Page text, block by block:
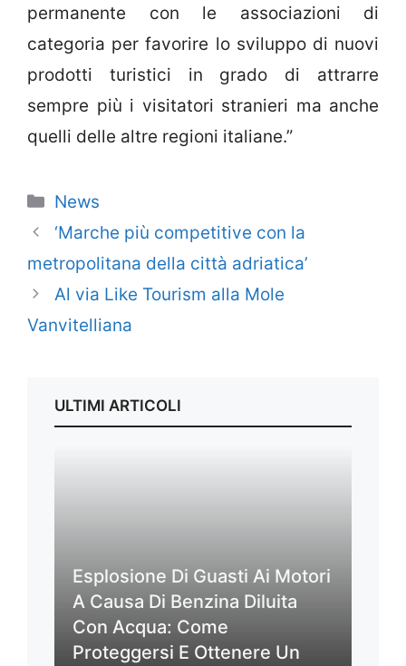
permanente con le associazioni di
categoria per favorire lo sviluppo di nuovi
prodotti turistici in grado di attrarre
sempre più i visitatori stranieri ma anche
quelli delle altre regioni italiane.”
Categorie
News
‘Marche più competitive con la
metropolitana della città adriatica’
Al via Like Tourism alla Mole
Vanvitelliana
ULTIMI ARTICOLI
Esplosione Di Guasti Ai Motori
A Causa Di Benzina Diluita
Con Acqua: Come
Proteggersi E Ottenere Un